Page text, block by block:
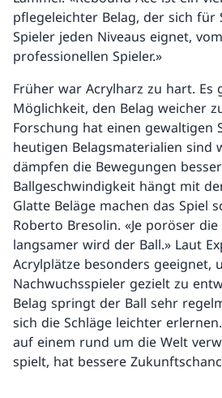
pflegeleichter Belag, der sich für
Spieler jeden Niveaus eignet,
professionellen Spieler.»
Früher war Acrylharz zu hart. Es
Möglichkeit, den Belag weicher
Forschung hat einen gewaltigen
heutigen Belagsmaterialien sind
dämpfen die Bewegungen
Ballgeschwindigkeit hängt mit
Glatte Beläge machen das Spiel
Roberto Bresolin. «Je poröser
langsamer wird der Ball.» Laut
Acrylplätze besonders geeignet,
Nachwuchsspieler gezielt zu
Belag springt der Ball sehr
sich die Schläge leichter
auf einem rund um die Welt
spielt, hat bessere